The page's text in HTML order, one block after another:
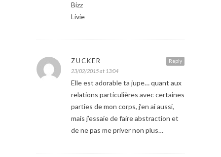
Bizz
Livie
Reply
ZUCKER
23/02/2015 at 13:04
Elle est adorable ta jupe… quant aux
relations particulières avec certaines
parties de mon corps, j’en ai aussi,
mais j’essaie de faire abstraction et
de ne pas me priver non plus…